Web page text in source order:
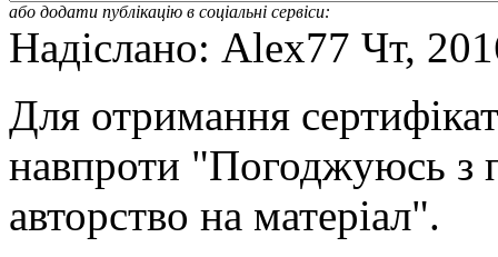
або додати публікацію в соціальні сервіси:
Надіслано: Alex77 Чт,
Для отримання
навпроти "Погоджуюсь з
авторство на матеріал".